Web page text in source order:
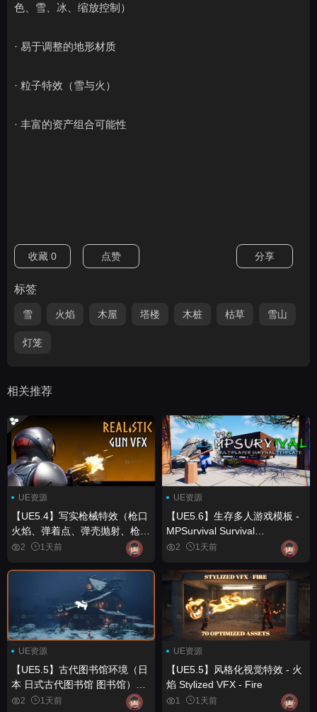
色、雪、冰、缩放控制）
· 易于调整的地形材质
· 粒子特效（雪与火）
· 丰富的资产组合可能性
收藏 0 点赞 分享
标签
雪 火焰 木屋 塔楼 木桩 枯草 雪山
灯笼
相关推荐
UE资源
【UE5.4】写实枪械特效（枪口
火焰、弹着点、弹壳抛射、枪械
特效、VFX） Realistic Gun
Impact, Ejections, Gun VFX,
2 1天前
UE资源
【UE5.6】生存多人游戏模板 -
MPSurvival Survival
Multiplayer Template -
2 1天前
UE资源
【UE5.5】古代图书馆环境（日
本 日式古代图书馆 图书馆）
The Ancient Library
2 1天前
UE资源
【UE5.5】风格化视觉特效 - 火
焰 Stylized VFX - Fire
1 1天前